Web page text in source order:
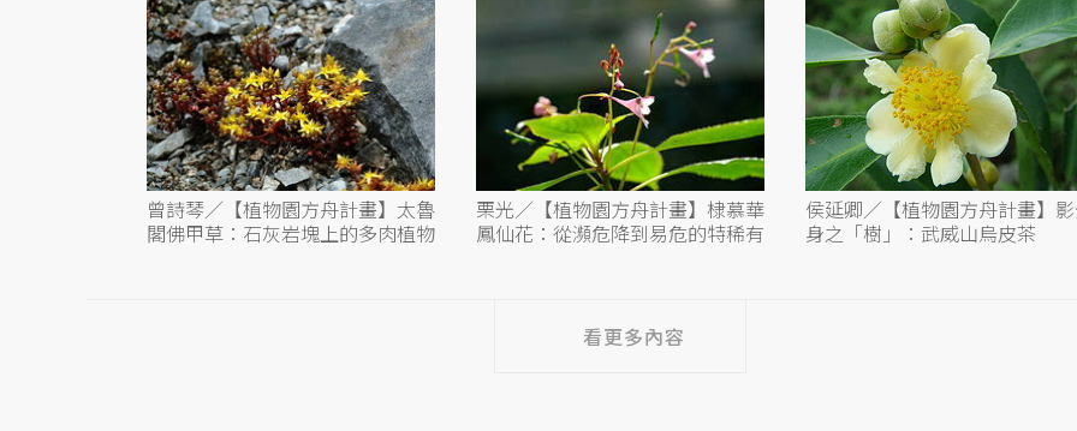
曾詩琴／【植物園方舟計畫】太魯
閣佛甲草：石灰岩塊上的多肉植物
栗光／【植物園方舟計畫】棣慕華
鳳仙花：從瀕危降到易危的特稀有
侯延卿／【植物園方舟計畫】
身之「樹」：武威山烏皮茶
看更多內容